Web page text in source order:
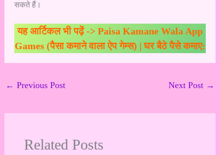
सकते हैं।
यह आर्टिकल भी पढ़ें -> Paisa Kamane Wala App
Games (पैसा कमाने वाला ऐप गेम्स) | घर बैठे पैसे कमाए:
← Previous Post Next Post →
Related Posts